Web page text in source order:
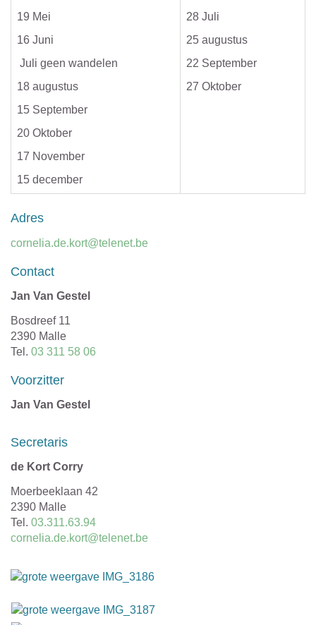
19 Mei
16 Juni
Juli geen wandelen
18 augustus
15 September
20 Oktober
17 November
15 december
28 Juli
25 augustus
22 September
27 Oktober
Adres
E-
cornelia.de.kort@telenet.be
Contact
Jan Van Gestel
Adres
Bosdreef 11
,2390 Malle
Tel. 03 311 58 06
Voorzitter
Jan Van Gestel
Secretaris
de Kort Corry
Adres
Moerbeeklaan 42
,2390 Malle
Tel. 03.311.63.94
E-
cornelia.de.kort@telenet.be